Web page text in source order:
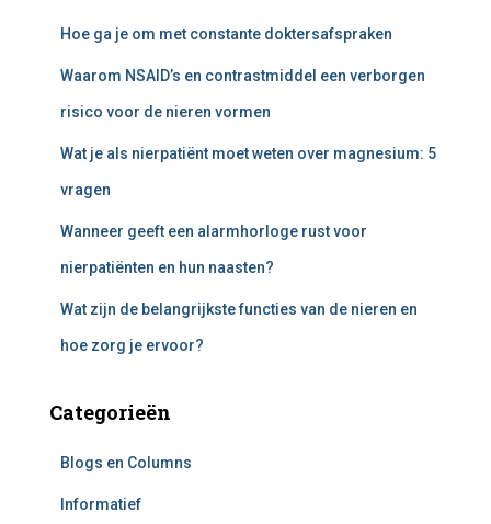
Hoe ga je om met constante doktersafspraken
Waarom NSAID’s en contrastmiddel een verborgen
risico voor de nieren vormen
Wat je als nierpatiënt moet weten over magnesium: 5
vragen
Wanneer geeft een alarmhorloge rust voor
nierpatiënten en hun naasten?
Wat zijn de belangrijkste functies van de nieren en
hoe zorg je ervoor?
Categorieën
Blogs en Columns
Informatief